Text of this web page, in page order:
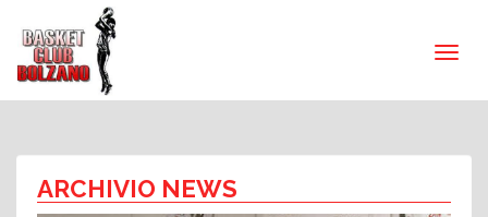
ARCHIVIO NEWS